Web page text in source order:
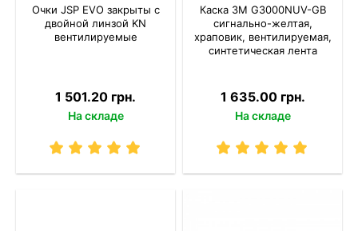
Очки JSP EVO закрыты с
двойной линзой KN
вентилируемые
1 501.20 грн.
На складе
Каска 3M G3000NUV-GB
сигнально-желтая,
храповик, вентилируемая,
синтетическая лента
1 635.00 грн.
На складе